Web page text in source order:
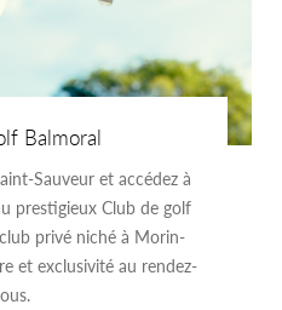
Balmoral
Sauveur et accédez à
prestigieux Club de golf
privé niché à Morin-
et exclusivité au rendez-